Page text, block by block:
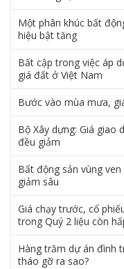
Một phân khúc bất
hiệu bật tăng
Bất cập trong việc áp
giá đất ở Việt Nam
Bước vào mùa mưa,
Bộ Xây dựng: Giá giao
đều giảm
Bất động sản vùng ven
giảm sâu
Giá chạy trước, cổ
trong Quý 2 liệu còn
Hàng trăm dự án đình
tháo gỡ ra sao?